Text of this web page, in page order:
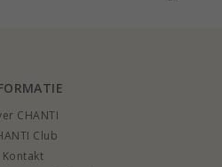
CHANTI
Club
Kontakt